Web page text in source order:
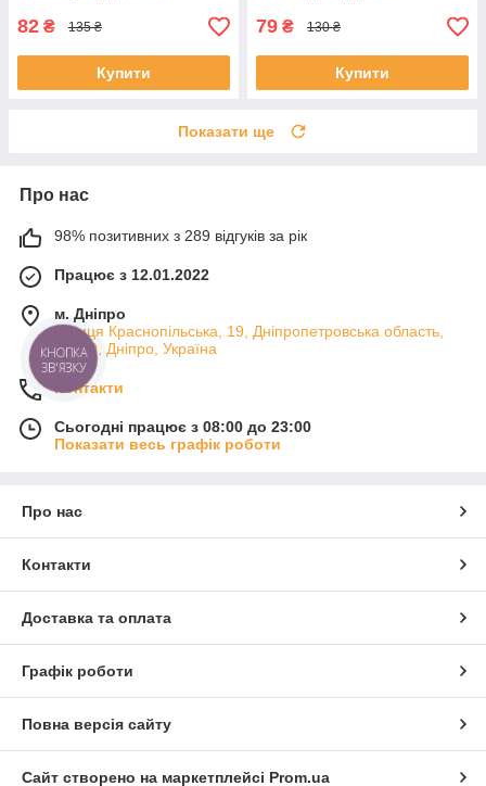
82 ₴ 135 ₴
Купити
79 ₴ 130 ₴
Купити
Показати ще
Про нас
98% позитивних з 289 відгуків за рік
Працює з 12.01.2022
м. Дніпро
вулиця Краснопільська, 19, Дніпропетровська область,
49000, Дніпро, Україна
Контакти
Сьогодні працює з 08:00 до 23:00
Показати весь графік роботи
Про нас
Контакти
Доставка та оплата
Графік роботи
Повна версія сайту
Сайт створено на маркетплейсі Prom.ua